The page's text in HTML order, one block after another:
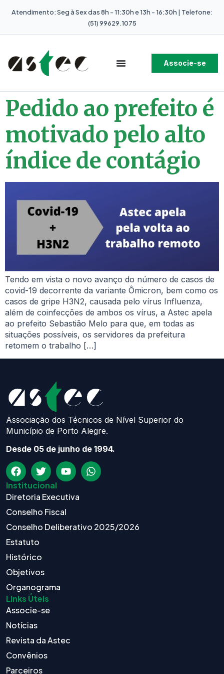
Atendimento: Seg à Sex das 8h - 11:30h e 13h - 16:30h | Telefone:
(51) 99629.1075
Associe-se
Pedido ao prefeito é
motivado pelo alto
índice de contágio
Tendo em vista o novo avanço do número de casos de
covid-19 decorrente da variante Ômicron, bem como os
casos de gripe H3N2, causada pelo vírus Influenza,
além de coinfecções de ambos os vírus, a Astec apela
ao prefeito Sebastião Melo para que, em todas as
situações possíveis, os servidores da prefeitura
retomem o trabalho […]
Associação dos Técnicos de Nível Superior do
Município de Porto Alegre.
Desde 05 de junho de 1994.
Institucional
Diretoria Executiva
Conselho Fiscal
Conselho Deliberativo 2025/2026
Estatuto
Histórico
Objetivos
Organograma
Links Úteis
Associe-se
Notícias
Revista da Astec
Convênios
Parceiros